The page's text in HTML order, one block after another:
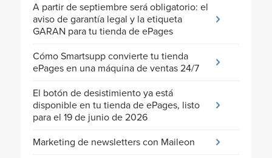
A partir de septiembre será obligatorio: el
aviso de garantía legal y la etiqueta
GARAN para tu tienda de ePages
Cómo Smartsupp convierte tu tienda
ePages en una máquina de ventas 24/7
El botón de desistimiento ya está
disponible en tu tienda de ePages, listo
para el 19 de junio de 2026
Marketing de newsletters con Maileon